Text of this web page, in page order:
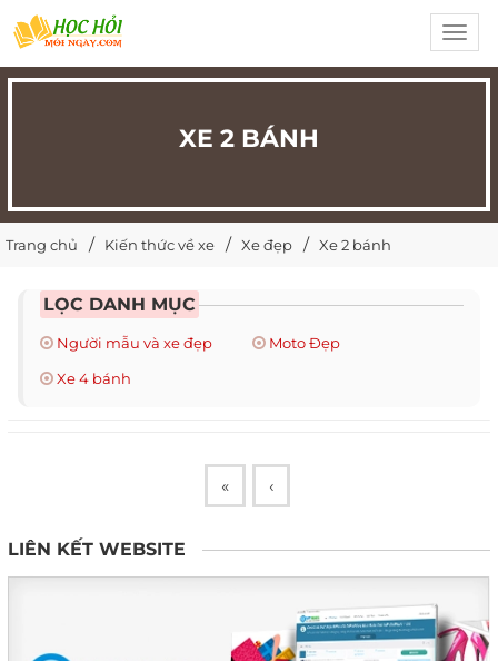
XE 2 BÁNH
Trang chủ Kiến thức về xe Xe đẹp Xe 2 bánh
LỌC DANH MỤC
Người mẫu và xe đẹp
Moto Đẹp
Xe 4 bánh
« ‹
LIÊN KẾT WEBSITE